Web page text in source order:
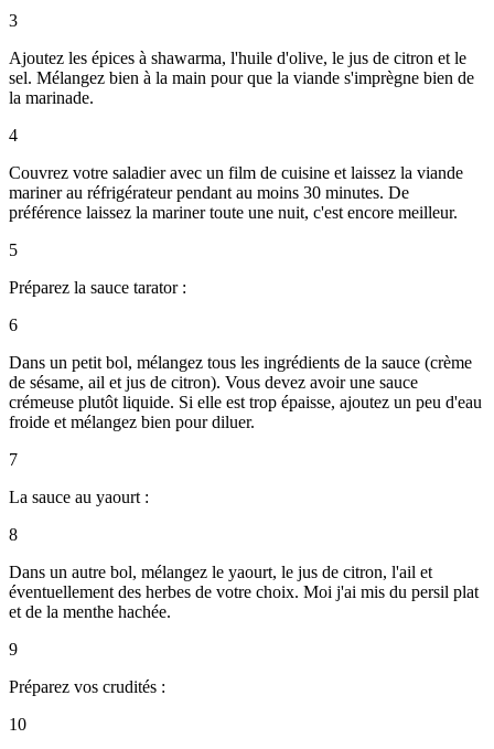
3
Ajoutez les épices à shawarma, l'huile d'olive, le jus de citron et le
sel. Mélangez bien à la main pour que la viande s'imprègne bien de
la marinade.
4
Couvrez votre saladier avec un film de cuisine et laissez la viande
mariner au réfrigérateur pendant au moins 30 minutes. De
préférence laissez la mariner toute une nuit, c'est encore meilleur.
5
Préparez la sauce tarator :
6
Dans un petit bol, mélangez tous les ingrédients de la sauce (crème
de sésame, ail et jus de citron). Vous devez avoir une sauce
crémeuse plutôt liquide. Si elle est trop épaisse, ajoutez un peu d'eau
froide et mélangez bien pour diluer.
7
La sauce au yaourt :
8
Dans un autre bol, mélangez le yaourt, le jus de citron, l'ail et
éventuellement des herbes de votre choix. Moi j'ai mis du persil plat
et de la menthe hachée.
9
Préparez vos crudités :
10